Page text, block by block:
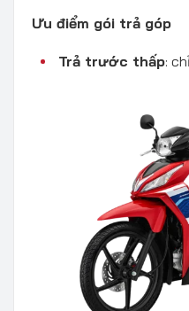
Ưu điểm gói trả góp
Trả trước thấp: